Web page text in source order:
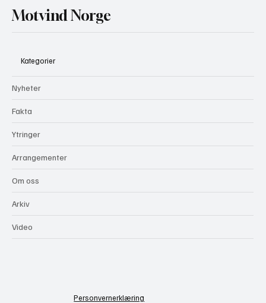
Motvind Norge
Kategorier
Nyheter
Fakta
Ytringer
Arrangementer
Om oss
Arkiv
Video
Personvernerklæring